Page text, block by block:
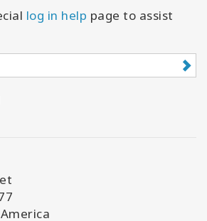
log in help page to assist